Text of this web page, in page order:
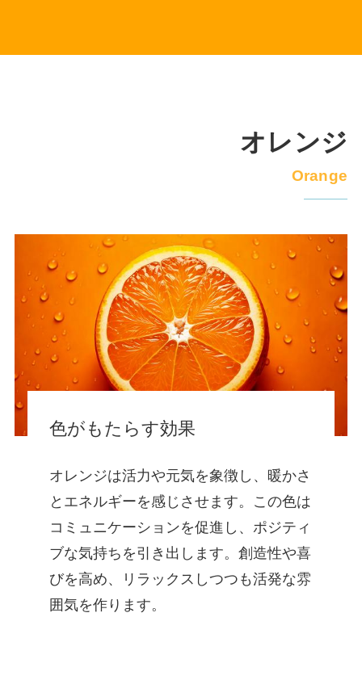
オレンジ
Orange
色がもたらす効果
オレンジは活力や元気を象徴し、暖かさ
とエネルギーを感じさせます。この色は
コミュニケーションを促進し、ポジティ
ブな気持ちを引き出します。創造性や喜
びを高め、リラックスしつつも活発な雰
囲気を作ります。